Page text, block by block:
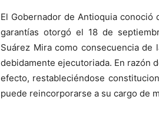
El Gobernador de Antioquia
garantías otorgó el 18 de
Suárez Mira como consecuencia
debidamente ejecutoriada. En razón
efecto, restableciéndose
puede reincorporarse a su cargo de